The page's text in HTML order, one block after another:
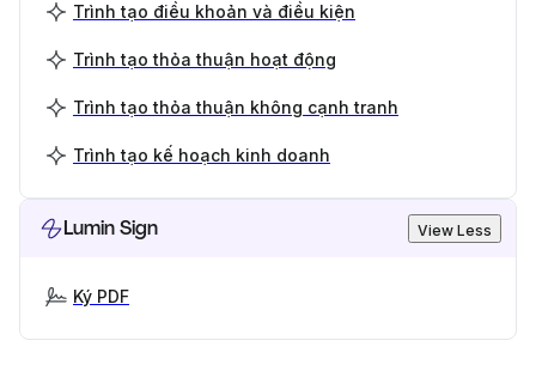
Trình tạo điều khoản và điều kiện
Trình tạo thỏa thuận hoạt động
Trình tạo thỏa thuận không cạnh tranh
Trình tạo kế hoạch kinh doanh
Lumin Sign View Less
Ký PDF